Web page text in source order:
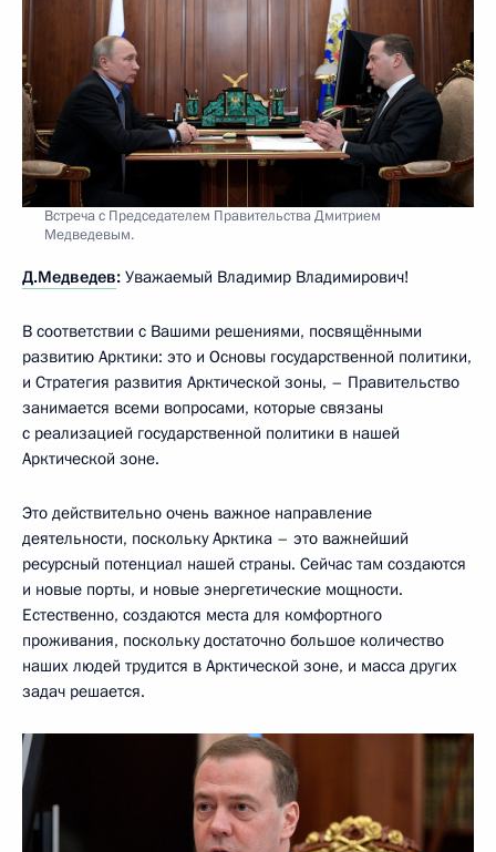
Встреча с Председателем Правительства Дмитрием
Медведевым.
Д.Медведев: Уважаемый Владимир Владимирович!
В соответствии с Вашими решениями, посвящёнными
развитию Арктики: это и Основы государственной политики,
и Стратегия развития Арктической зоны, – Правительство
занимается всеми вопросами, которые связаны
с реализацией государственной политики в нашей
Арктической зоне.
Это действительно очень важное направление
деятельности, поскольку Арктика – это важнейший
ресурсный потенциал нашей страны. Сейчас там создаются
и новые порты, и новые энергетические мощности.
Естественно, создаются места для комфортного
проживания, поскольку достаточно большое количество
наших людей трудится в Арктической зоне, и масса других
задач решается.